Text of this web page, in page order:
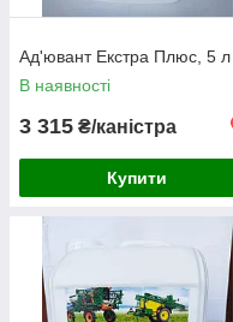
Ад'ювант Екстра Плюс, 5 л
В наявності
3 315 ₴/каністра
Купити